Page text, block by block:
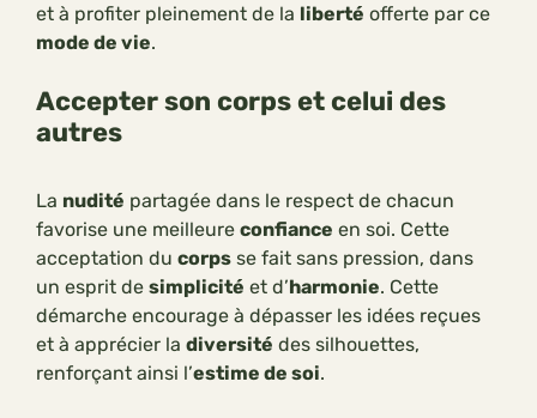
et à profiter pleinement de la liberté offerte par ce
mode de vie.
Accepter son corps et celui des
autres
La nudité partagée dans le respect de chacun
favorise une meilleure confiance en soi. Cette
acceptation du corps se fait sans pression, dans
un esprit de simplicité et d’harmonie. Cette
démarche encourage à dépasser les idées reçues
et à apprécier la diversité des silhouettes,
renforçant ainsi l’estime de soi.